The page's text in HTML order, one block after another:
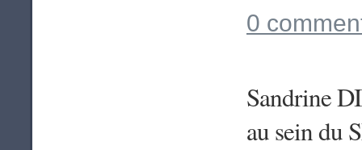
0
Sandrine
au sein du